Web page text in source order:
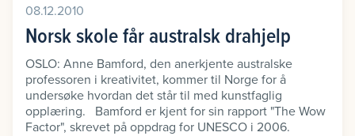
08.12.2010
Norsk skole får australsk drahjelp
OSLO: Anne Bamford, den anerkjente australske
professoren i kreativitet, kommer til Norge for å
undersøke hvordan det står til med kunstfaglig
opplæring. Bamford er kjent for sin rapport "The Wow
Factor", skrevet på oppdrag for UNESCO i 2006.